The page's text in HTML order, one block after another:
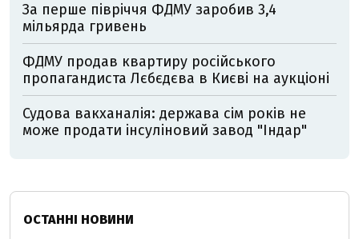
За перше півріччя ФДМУ заробив 3,4
мільярда гривень
ФДМУ продав квартиру російського
пропагандиста Лєбєдєва в Києві на аукціоні
Судова вакханалія: держава сім років не
може продати інсуліновий завод "Індар"
ОСТАННІ НОВИНИ